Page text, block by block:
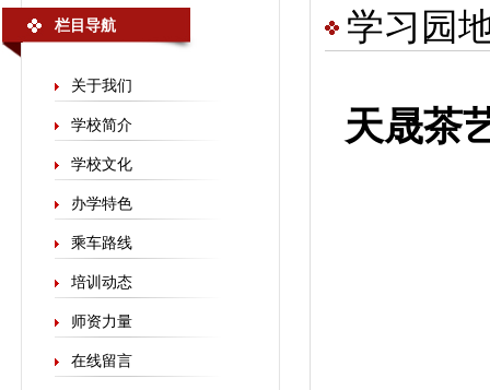
栏目导航
关于我们
学校简介
学校文化
办学特色
乘车路线
培训动态
师资力量
在线留言
学习园
天晟茶